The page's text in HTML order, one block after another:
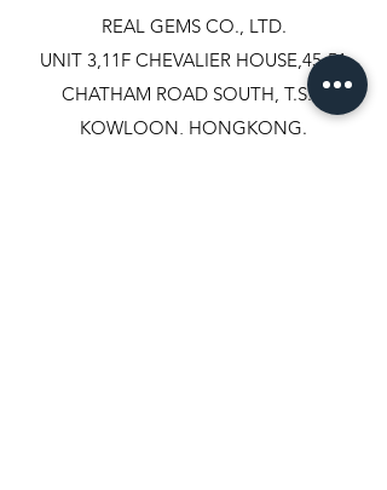
REAL GEMS CO., LTD.
UNIT 3,11F CHEVALIER HOUSE,45-51
CHATHAM ROAD SOUTH, T.S.T.
KOWLOON, HONGKONG.